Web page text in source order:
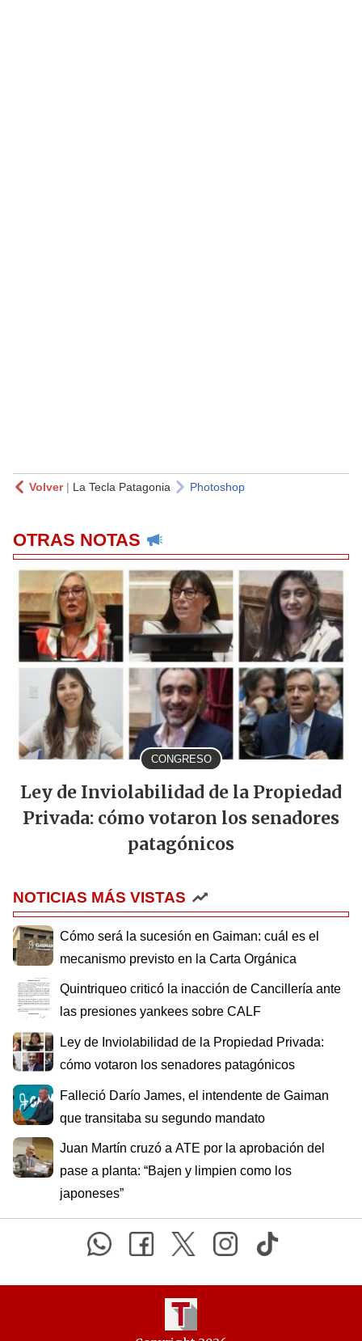
Volver| La Tecla Patagonia Photoshop
OTRAS NOTAS
CONGRESO
Ley de Inviolabilidad de la Propiedad
Privada: cómo votaron los senadores
patagónicos
NOTICIAS MÁS VISTAS
Cómo será la sucesión en Gaiman: cuál es el
mecanismo previsto en la Carta Orgánica
Quintriqueo criticó la inacción de Cancillería ante
las presiones yankees sobre CALF
Ley de Inviolabilidad de la Propiedad Privada:
cómo votaron los senadores patagónicos
Falleció Darío James, el intendente de Gaiman
que transitaba su segundo mandato
Juan Martín cruzó a ATE por la aprobación del
pase a planta: “Bajen y limpien como los
japoneses”